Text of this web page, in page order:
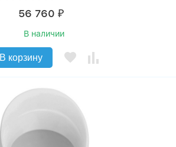
56 760 ₽
В наличии
В корзину